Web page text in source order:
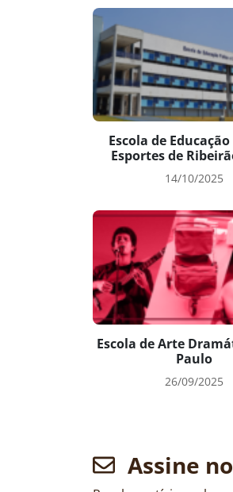
Escola de
Esportes de
14/10/2025
Escola de Arte
Paulo
26/09/2025
Assine